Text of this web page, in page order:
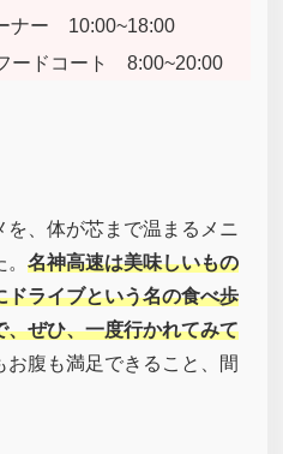
ナー 10:00~18:00
ードコート 8:00~20:00
、体が芯まで温まるメニ
名神高速は美味しいもの
ライブという名の食べ歩
ぜひ、一度行かれてみて
お腹も満足できること、間